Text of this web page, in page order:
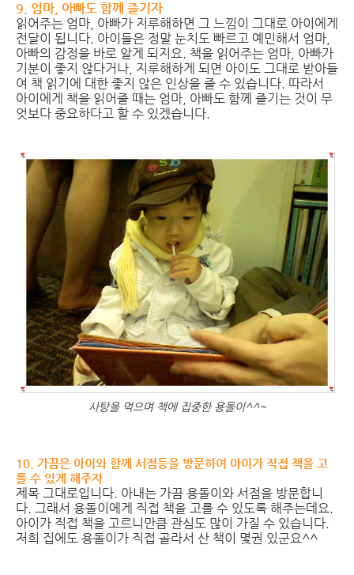
9. 엄마, 아빠도 함께 즐기자
읽어주는 엄마, 아빠가 지루해하면 그 느낌이 그대로 아이에게
전달이 됩니다. 아이들은 정말 눈치도 빠르고 예민해서 엄마,
아빠의 감정을 바로 알게 되지요. 책을 읽어주는 엄마, 아빠가
기분이 좋지 않다거나, 지루해하게 되면 아이도 그대로 받아들
여 책 읽기에 대한 좋지 않은 인상을 줄 수 있습니다. 따라서
아이에게 책을 읽어줄 때는 엄마, 아빠도 함께 즐기는 것이 무
엇보다 중요하다고 할 수 있겠습니다.
사탕을 먹으며 책에 집중한 용돌이^^~
10. 가끔은 아이와 함께 서점등을 방문하여 아이가 직접 책을 고
를 수 있게 해주자
제목 그대로입니다. 아내는 가끔 용돌이와 서점을 방문합니
다. 그래서 용돌이에게 직접 책을 고를 수 있도록 해주는데요.
아이가 직접 책을 고르니만큼 관심도 많이 가질 수 있습니다.
저희 집에도 용돌이가 직접 골라서 산 책이 몇권 있군요^^